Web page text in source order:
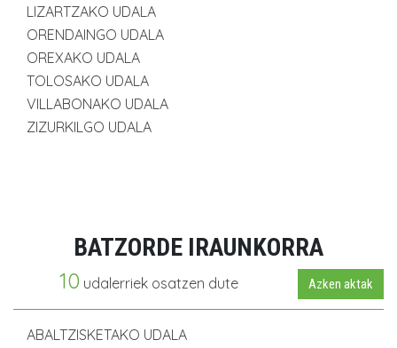
LIZARTZAKO UDALA
ORENDAINGO UDALA
OREXAKO UDALA
TOLOSAKO UDALA
VILLABONAKO UDALA
ZIZURKILGO UDALA
BATZORDE IRAUNKORRA
Azken aktak
10 udalerriek osatzen dute
ABALTZISKETAKO UDALA